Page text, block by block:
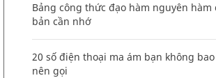
Bảng công thức đạo hàm nguyên hàm
bản cần nhớ
20 số điện thoại ma ám bạn không
nên gọi